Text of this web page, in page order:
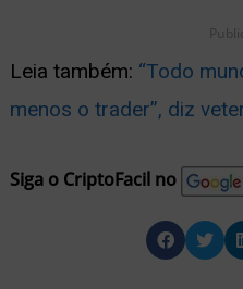
Leia também: “Todo
menos o trader”, diz
Siga o CriptoFacil no